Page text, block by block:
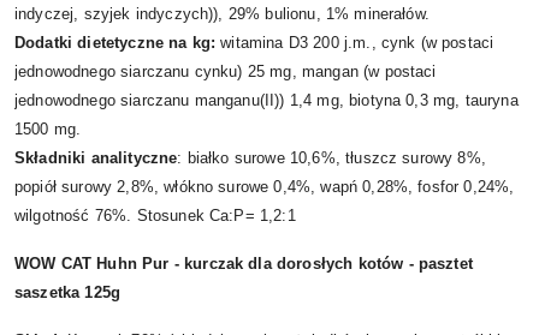
indyczej, szyjek indyczych)), 29% bulionu, 1% minerałów.
Dodatki dietetyczne na kg: witamina D3 200 j.m., cynk (w postaci
jednowodnego siarczanu cynku) 25 mg, mangan (w postaci
jednowodnego siarczanu manganu(II)) 1,4 mg, biotyna 0,3 mg, tauryna
1500 mg.
Składniki analityczne: białko surowe 10,6%, tłuszcz surowy 8%,
popiół surowy 2,8%, włókno surowe 0,4%, wapń 0,28%, fosfor 0,24%,
wilgotność 76%. Stosunek Ca:P= 1,2:1
WOW CAT Huhn Pur - kurczak dla dorosłych kotów - pasztet
saszetka 125g